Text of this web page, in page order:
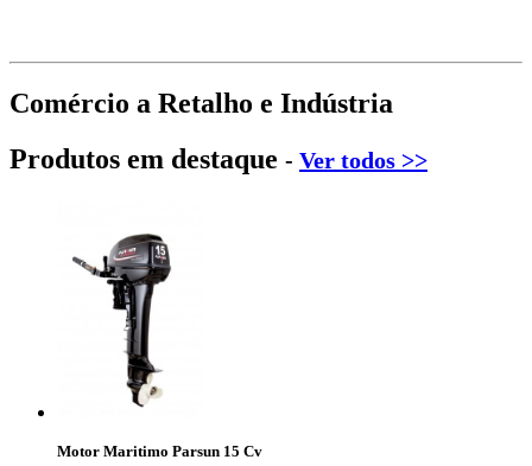
Comércio a Retalho e Indústria
Produtos em destaque - Ver todos >>
Motor Maritimo Parsun 15 Cv